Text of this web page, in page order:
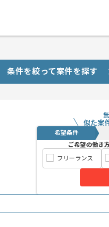
条件を絞って案件を探す
似た案
希望条件
ご希望の働き
フリーランス